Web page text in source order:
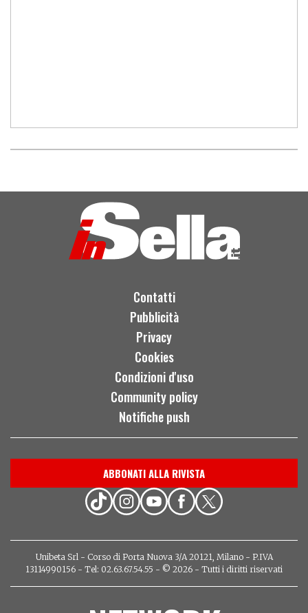
Contatti
Pubblicità
Privacy
Cookies
Condizioni d'uso
Community policy
Notifiche push
ABBONATI ALLA RIVISTA
Unibeta Srl - Corso di Porta Nuova 3/A 20121, Milano - P.IVA
13114990156 - Tel: 02.63.67.54.55 - © 2026 - Tutti i diritti riservati